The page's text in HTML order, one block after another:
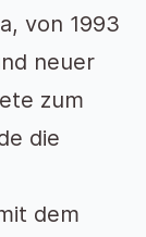
von 1993
neuer
zum
die
dem